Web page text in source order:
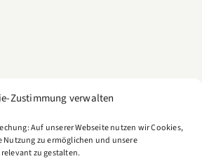
Zustimmung verwalten
Auf unserer Webseite nutzen wir Cookies,
zu ermöglichen und unsere
zu gestalten.